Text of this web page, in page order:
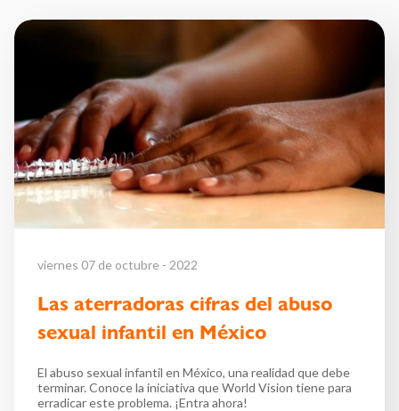
viernes 07 de octubre - 2022
Las aterradoras cifras del abuso
sexual infantil en México
El abuso sexual infantil en México, una realidad que debe
terminar. Conoce la iniciativa que World Vision tiene para
erradicar este problema. ¡Entra ahora!